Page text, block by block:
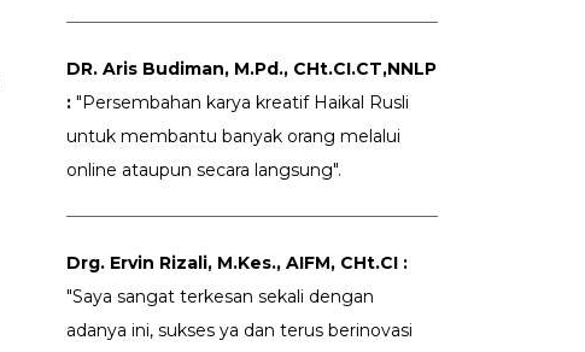
DR. Aris Budiman, M.Pd., CHt.CI.CT,NNLP
: "Persembahan karya kreatif Haikal Rusli
untuk membantu banyak orang melalui
online ataupun secara langsung".
Drg. Ervin Rizali, M.Kes., AIFM, CHt.CI :
"Saya sangat terkesan sekali dengan
adanya ini, sukses ya dan terus berinovasi